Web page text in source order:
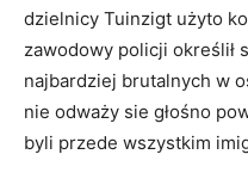
dzielnicy Tuinzigt użyto
zawodowy policji określił
najbardziej brutalnych w
nie odważy sie głośno
byli przede wszystkim